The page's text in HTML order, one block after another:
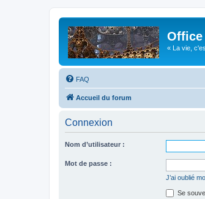
Office
« La vie,
FAQ
Accueil du forum
Connexion
Nom d’utilisateur :
Mot de passe :
J’ai oublié
Se